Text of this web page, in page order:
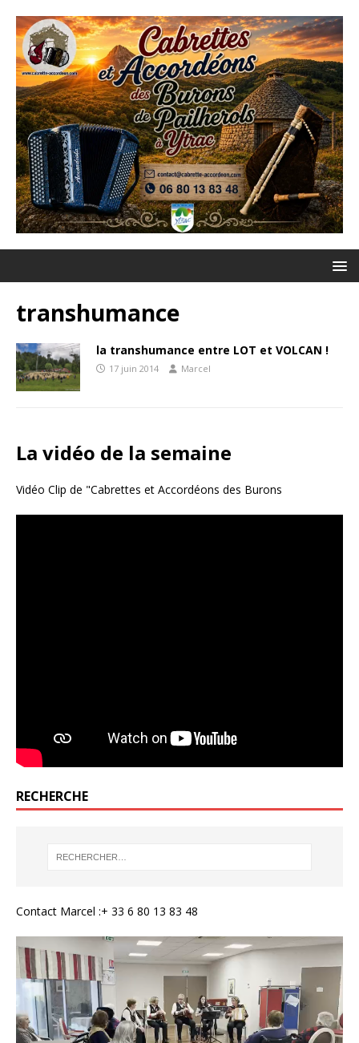
transhumance
la transhumance entre LOT et VOLCAN !
17 juin 2014 Marcel
La vidéo de la semaine
Vidéo Clip de "Cabrettes et Accordéons des Burons
RECHERCHE
Contact Marcel :+ 33 6 80 13 83 48